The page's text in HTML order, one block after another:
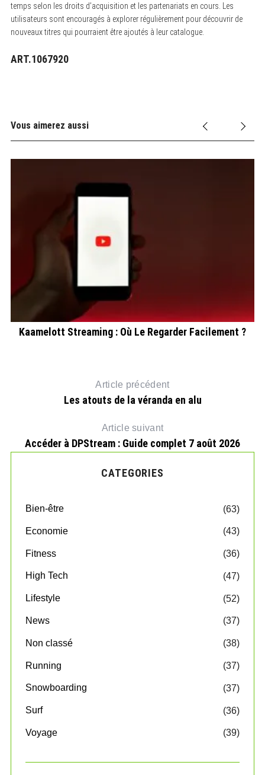
temps selon les droits d’acquisition et les partenariats en cours. Les
utilisateurs sont encouragés à explorer régulièrement pour découvrir de
nouveaux titres qui pourraient être ajoutés à leur catalogue.
ART.1067920
Vous aimerez aussi
Kaamelott Streaming : Où Le Regarder Facilement ?
Article précédent
Les atouts de la véranda en alu
Article suivant
Accéder à DPStream : Guide complet 7 août 2026
CATEGORIES
Bien-être (63)
Economie (43)
Fitness (36)
High Tech (47)
Lifestyle (52)
News (37)
Non classé (38)
Running (37)
Snowboarding (37)
Surf (36)
Voyage (39)